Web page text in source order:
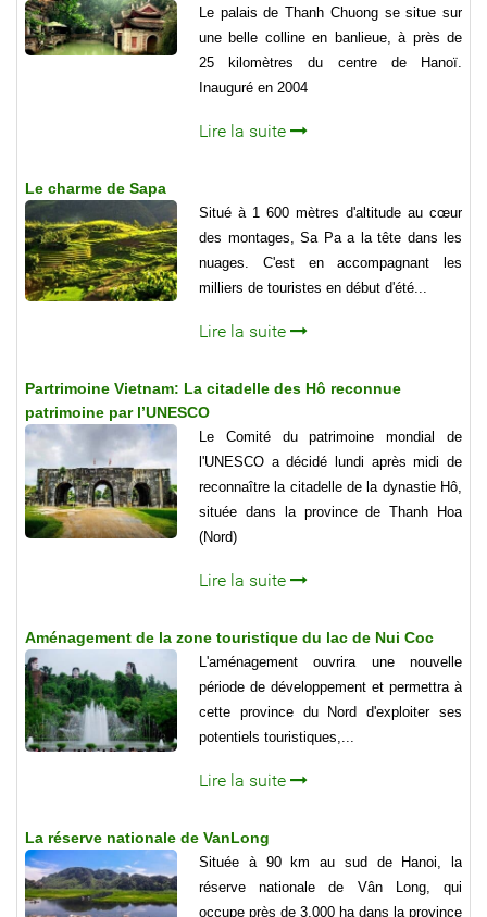
Le palais de Thanh Chuong se situe sur
une belle colline en banlieue, à près de
25 kilomètres du centre de Hanoï.
Inauguré en 2004
Lire la suite
Le charme de Sapa
Situé à 1 600 mètres d'altitude au cœur
des montages, Sa Pa a la tête dans les
nuages. C'est en accompagnant les
milliers de touristes en début d'été...
Lire la suite
Partrimoine Vietnam: La citadelle des Hô reconnue
patrimoine par l’UNESCO
Le Comité du patrimoine mondial de
l'UNESCO a décidé lundi après midi de
reconnaître la citadelle de la dynastie Hô,
située dans la province de Thanh Hoa
(Nord)
Lire la suite
Aménagement de la zone touristique du lac de Nui Coc
L'aménagement ouvrira une nouvelle
période de développement et permettra à
cette province du Nord d'exploiter ses
potentiels touristiques,...
Lire la suite
La réserve nationale de VanLong
Située à 90 km au sud de Hanoi, la
réserve nationale de Vân Long, qui
occupe près de 3.000 ha dans la province